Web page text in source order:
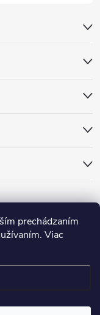
prechádzaním
Viac
práva vyhradené.